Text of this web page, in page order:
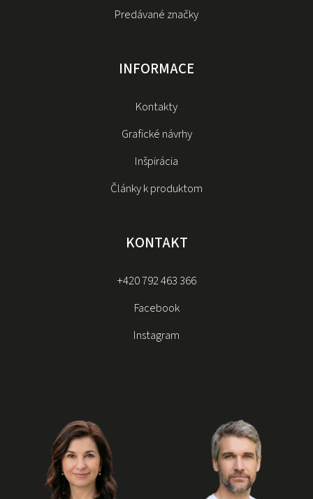
Predávané značky
INFORMACE
Kontakty
Grafické návrhy
Inšpirácia
Články k produktom
KONTAKT
+420 792 463 366
Facebook
Instagram